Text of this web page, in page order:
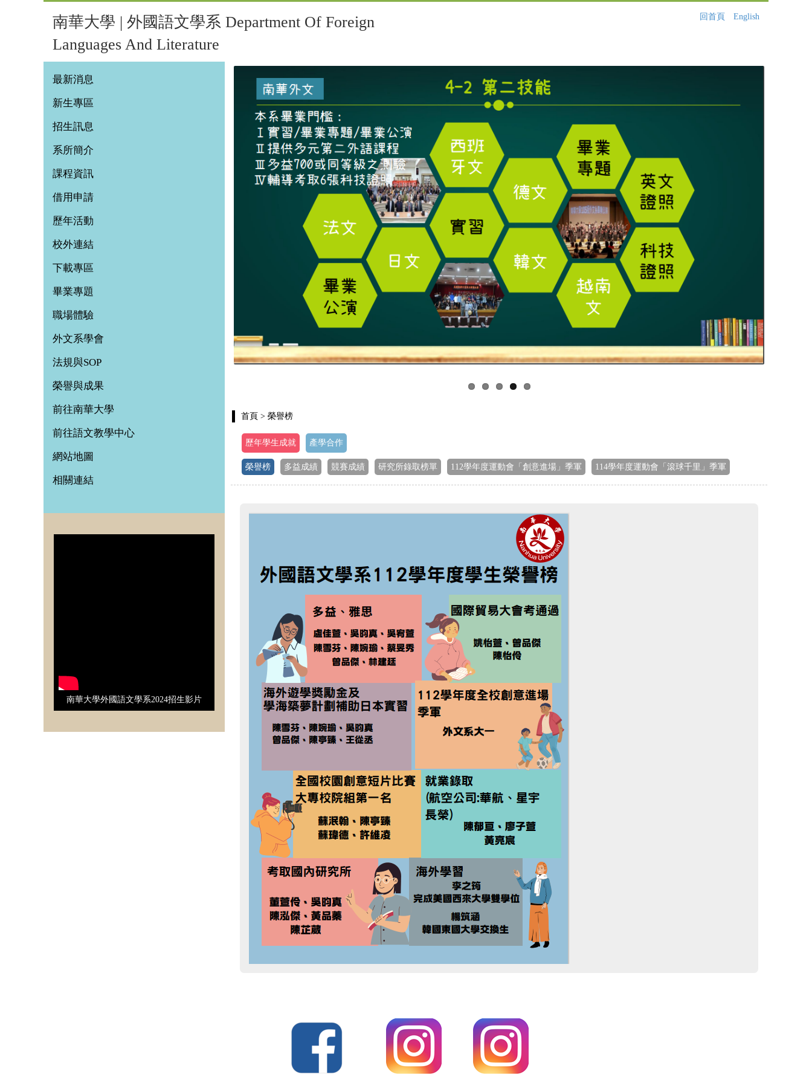
南華大學 | 外國語文學系 Department Of Foreign
Languages And Literature
回首頁 English
最新消息
新生專區
招生訊息
系所簡介
課程資訊
借用申請
歷年活動
校外連結
下載專區
畢業專題
職場體驗
外文系學會
法規與SOP
榮譽與成果
前往南華大學
前往語文教學中心
網站地圖
相關連結
南華大學外國語文學系2024招生影片
首頁 > 榮譽榜
歷年學生成就 產學合作
榮譽榜 多益成績 競賽成績 研究所錄取榜單 112學年度運動會「創意進場」季軍 114學年度運動會「滾球千里」季軍